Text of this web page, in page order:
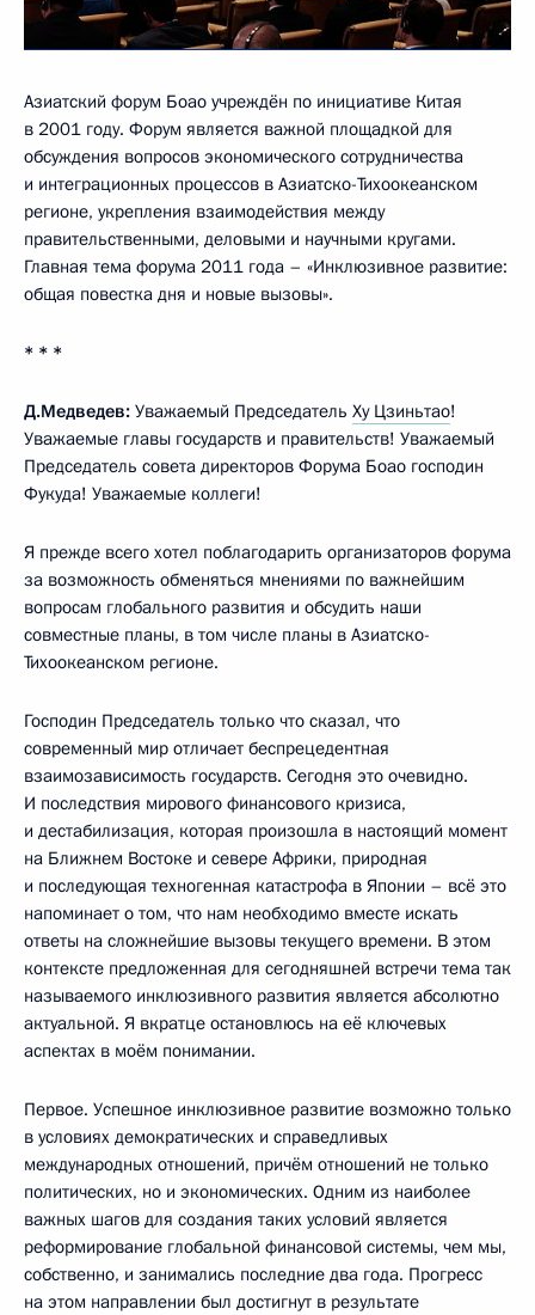
Азиатский форум Боао учреждён по инициативе Китая
в 2001 году. Форум является важной площадкой для
обсуждения вопросов экономического сотрудничества
и интеграционных процессов в Азиатско-Тихоокеанском
регионе, укрепления взаимодействия между
правительственными, деловыми и научными кругами.
Главная тема форума 2011 года – «Инклюзивное развитие:
общая повестка дня и новые вызовы».
* * *
Д.Медведев: Уважаемый Председатель Ху Цзиньтао!
Уважаемые главы государств и правительств! Уважаемый
Председатель совета директоров Форума Боао господин
Фукуда! Уважаемые коллеги!
Я прежде всего хотел поблагодарить организаторов форума
за возможность обменяться мнениями по важнейшим
вопросам глобального развития и обсудить наши
совместные планы, в том числе планы в Азиатско-
Тихоокеанском регионе.
Господин Председатель только что сказал, что
современный мир отличает беспрецедентная
взаимозависимость государств. Сегодня это очевидно.
И последствия мирового финансового кризиса,
и дестабилизация, которая произошла в настоящий момент
на Ближнем Востоке и севере Африки, природная
и последующая техногенная катастрофа в Японии – всё это
напоминает о том, что нам необходимо вместе искать
ответы на сложнейшие вызовы текущего времени. В этом
контексте предложенная для сегодняшней встречи тема так
называемого инклюзивного развития является абсолютно
актуальной. Я вкратце остановлюсь на её ключевых
аспектах в моём понимании.
Первое. Успешное инклюзивное развитие возможно только
в условиях демократических и справедливых
международных отношений, причём отношений не только
политических, но и экономических. Одним из наиболее
важных шагов для создания таких условий является
реформирование глобальной финансовой системы, чем мы,
собственно, и занимались последние два года. Прогресс
на этом направлении был достигнут в результате